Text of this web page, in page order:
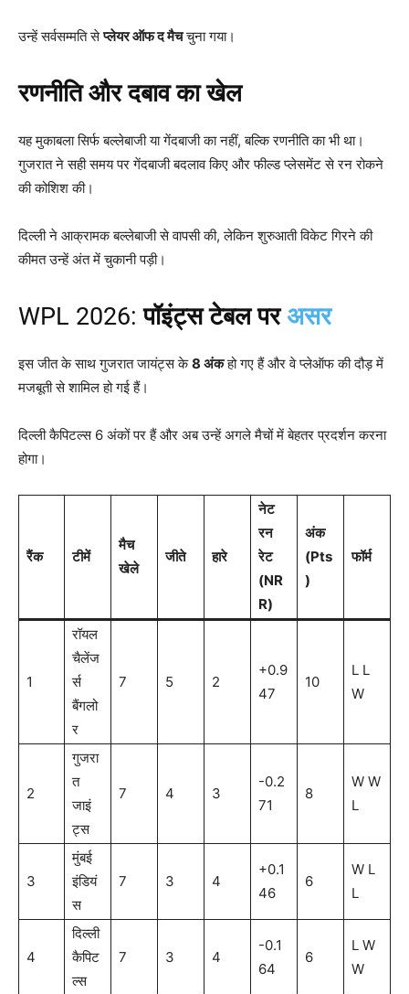
उन्हें सर्वसम्मति सेप्लेयर ऑफ द मैचचुना गया।
रणनीति और दबाव का खेल
यह मुकाबला सिर्फ बल्लेबाजी या गेंदबाजी का नहीं, बल्कि रणनीति का भी था।
गुजरात ने सही समय पर गेंदबाजी बदलाव किए और फील्ड प्लेसमेंट से रन रोकने
की कोशिश की।
दिल्ली ने आक्रामक बल्लेबाजी से वापसी की, लेकिन शुरुआती विकेट गिरने की
कीमत उन्हें अंत में चुकानी पड़ी।
WPL 2026:पॉइंट्स टेबल परअसर
इस जीत के साथ गुजरात जायंट्स के8 अंकहो गए हैं और वे प्लेऑफ की दौड़ में
मजबूती से शामिल हो गई हैं।
दिल्ली कैपिटल्स 6 अंकों पर हैं और अब उन्हें अगले मैचों में बेहतर प्रदर्शन करना
होगा।
रैंक टीमें
मैच
खेले
जीते हारे
नेट
रन
रेट
(NR
R)
अंक
(Pts
)
फॉर्म
1
रॉयल
चैलेंज
र्स
बैंगलो
र
7 5 2
+0.9
47
10
L L
W
2
गुजरा
त
जाइं
ट्स
7 4 3
-0.2
71
8
W W
L
3
मुंबई
इंडियं
स
7 3 4
+0.1
46
6
W L
L
4
दिल्ली
कैपिट
ल्स
7 3 4
-0.1
64
6
L W
W